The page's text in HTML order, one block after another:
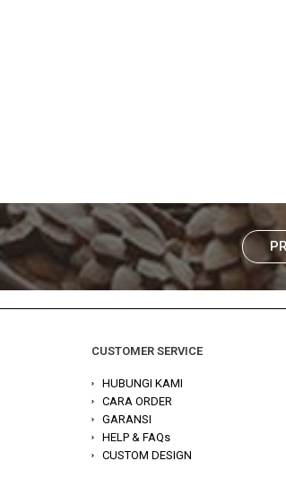
CUSTOMER SERVICE
HUBUNGI KAMI
CARA ORDER
GARANSI
HELP & FAQs
CUSTOM DESIGN